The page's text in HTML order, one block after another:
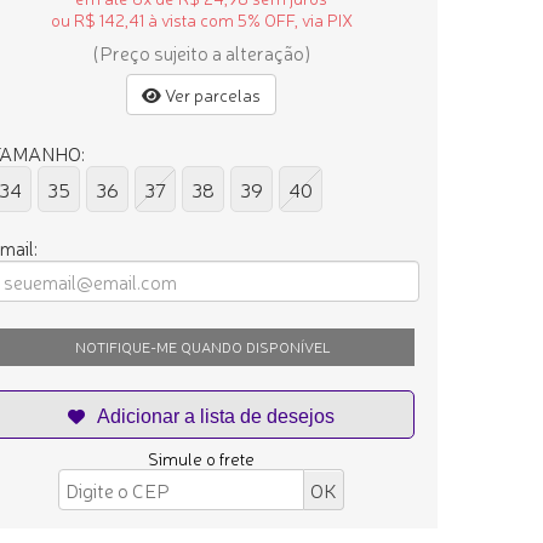
ou R$ 142,41 à vista com 5% OFF, via PIX
(Preço sujeito a alteração)
Ver parcelas
34
35 36 37 38 39 40
NOTIFIQUE-ME QUANDO DISPONÍVEL
Simule o frete